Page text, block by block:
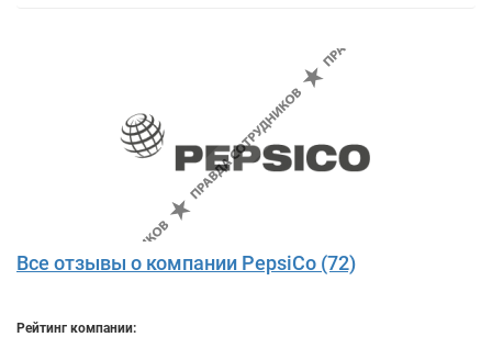
Все отзывы о компании PepsiCo (72)
Рейтинг компании: